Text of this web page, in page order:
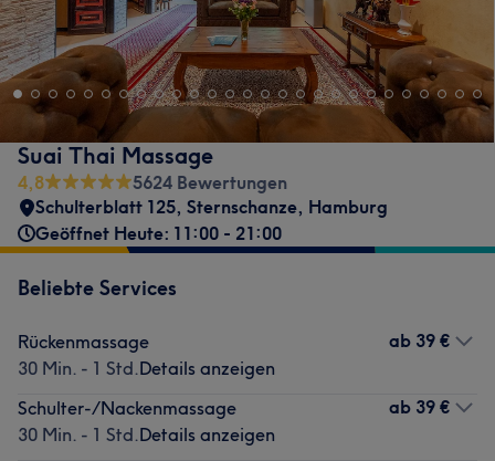
Suai Thai Massage
4,8
5624 Bewertungen
Schulterblatt 125, Sternschanze, Hamburg
Geöffnet Heute: 11:00 - 21:00
Beliebte Services
Rückenmassage
30 Min. - 1 Std.Details anzeigen
ab 39 €
Schulter-/Nackenmassage
30 Min. - 1 Std.Details anzeigen
ab 39 €